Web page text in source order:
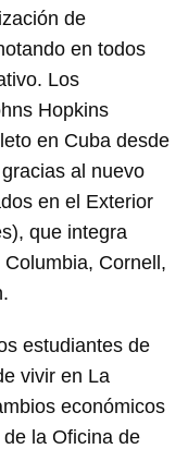
de
en todos
Los
Hopkins
en Cuba desde
al nuevo
en el Exterior
que integra
Cornell,
estudiantes de
vivir en La
económicos
la Oficina de